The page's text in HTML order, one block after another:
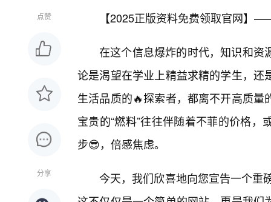
点赞
分享
【2025正版资料免费领取官网】
在这个信息爆炸的时代，知识和资
论是渴望在学业上精益求精的学生，
生活品质的🔥探索者，都离不开高质
宝贵的“燃料”往往伴随着不菲的价格
步😎，倍感焦虑。
今天，我们欣喜地向您宣告一个重